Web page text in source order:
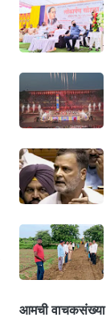
आमची वाचकसंख्या